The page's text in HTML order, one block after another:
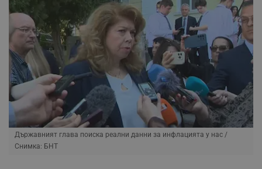
Държавният глава поиска реални данни за инфлацията у нас /
Снимка: БНТ